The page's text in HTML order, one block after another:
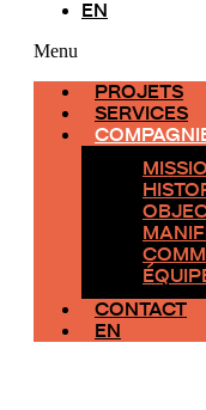
EN
Menu
PROJETS
SERVICES
CONTACT
EN